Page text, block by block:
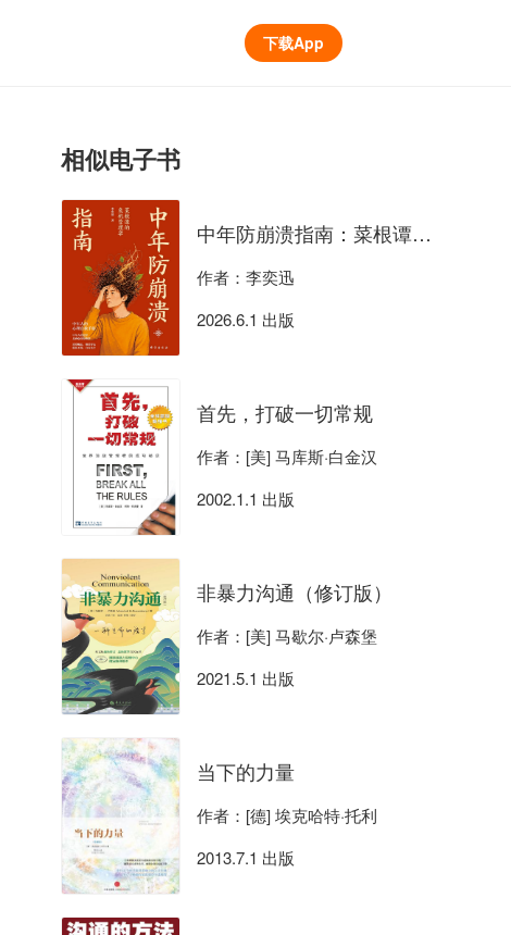
下载App
相似电子书
中年防崩溃指南：菜根谭的危机管理学
作者：李奕迅
2026.6.1 出版
首先，打破一切常规
作者：[美] 马库斯·白金汉
2002.1.1 出版
非暴力沟通（修订版）
作者：[美] 马歇尔·卢森堡
2021.5.1 出版
当下的力量
作者：[德] 埃克哈特·托利
2013.7.1 出版